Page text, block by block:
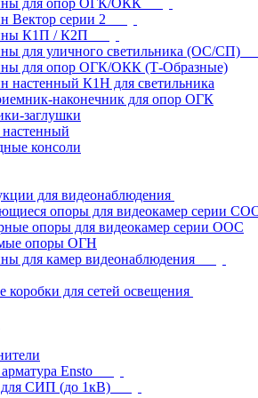
для опор ОГК/ОКК
Вектор серии 2
К1П / К2П
для уличного светильника (ОС/СП)
для опор ОГК/ОКК (Т-Образные)
настенный К1Н для светильника
наконечник для опор ОГК
заглушки
консоли
для видеонаблюдения
опоры для видеокамер серии
опоры для видеокамер серии ООС
опоры ОГН
для камер видеонаблюдения
коробки для сетей освещения
Ensto
для СИП (до 1кВ)